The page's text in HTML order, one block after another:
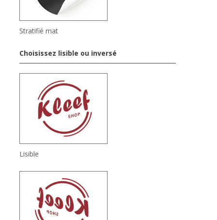
Stratifié mat
Choisissez lisible ou inversé
Lisible